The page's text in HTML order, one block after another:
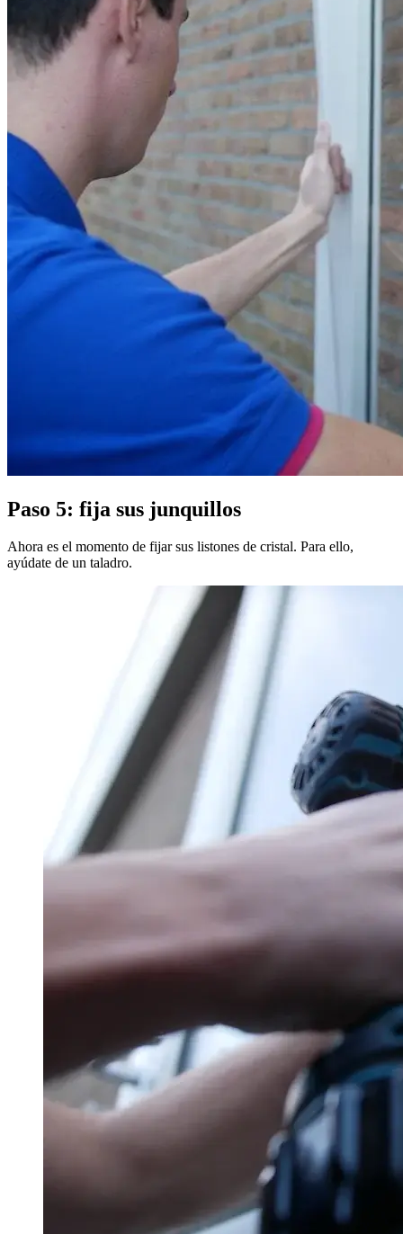
Paso 5: fija sus junquillos
Ahora es el momento de fijar sus listones de cristal. Para ello,
ayúdate de un taladro.